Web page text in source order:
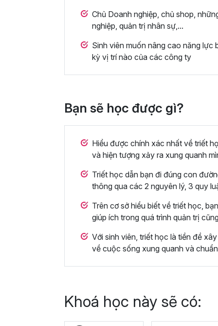
Chủ Doanh nghiệp, chủ shop,
nghiệp, quản trị nhân sự,...
Sinh viên muốn nâng cao năng lực
kỳ vị trí nào của các công ty
Bạn sẽ học được gì?
Hiểu được chính xác nhất về triết
và hiện tượng xảy ra xung quanh
Triết học dẫn bạn đi đúng con
thông qua các 2 nguyên lý, 3 quy
Trên cơ sở hiểu biết về triết học,
giúp ích trong quá trình quản trị
Với sinh viên, triết học là tiền đề
về cuộc sống xung quanh và
Khoá học này sẽ có: